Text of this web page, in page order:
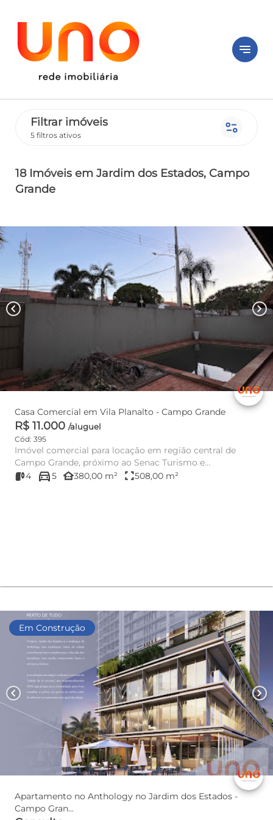
notes
Filtrar imóveis
5 filtros ativos page_info
18 Imóveis em Jardim dos Estados, Campo
Grande
chevron_left chevron_right
Casa Comercial em Vila Planalto - Campo Grande
R$ 11.000 /aluguel
Cód: 395
Imóvel comercial para locação em região central de
Campo Grande, próximo ao Senac Turismo e
Gastronomia. Possui 508 m² d...
4 directions_car5 other_houses380,00 m² fullscreen508,00 m²
Em Construção
chevron_left chevron_right
Apartamento no Anthology no Jardim dos Estados -
Campo Gran...